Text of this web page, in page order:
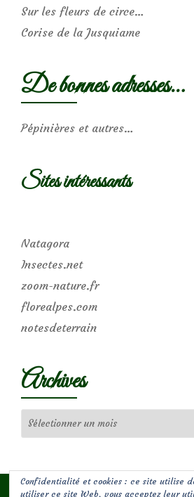
Sur les fleurs de circe…
Corise de la Jusquiame
De bonnes adresses…
Pépinières et autres…
Sites intéressants
Natagora
Insectes.net
zoom-nature.fr
florealpes.com
notesdeterrain
Archives
Confidentialité et cookies : ce site utilise
utiliser ce site Web, vous acceptez leur